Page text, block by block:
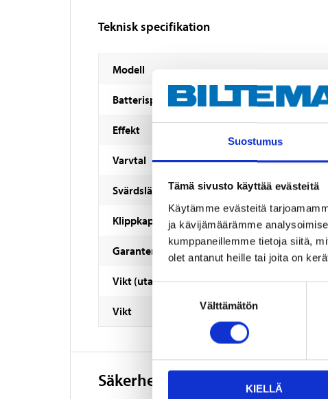
Suostumus
Tämä sivusto käyttää evästeitä
Käytämme evästeitä
ja kävijämäärämme
kumppaneillemme tietoja siitä,
olet antanut heille tai joita on
Välttämätön
KIELLÄ
Teknisk specifikation
Modell
Batterispänning
Effekt
Varvtal
Svärdslängd
Klippkapacitet
Garanterad ljudeffekt LWA
Vikt (utan batteri)
Vikt
Säkerhetsinformation och